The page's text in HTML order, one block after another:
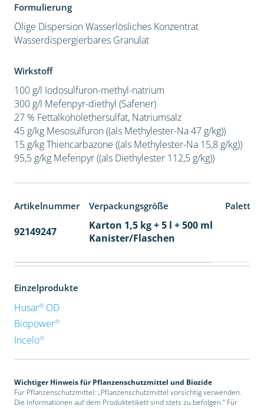
Formulierung
Ölige DispersionWasserlösliches Konzentrat
Wasserdispergierbares Granulat
Wirkstoff
100 g/l Iodosulfuron-methyl-natrium
300 g/l Mefenpyr-diethyl (Safener)
27 % Fettalkoholethersulfat, Natriumsalz
45 g/kg Mesosulfuron ((als Methylester-Na 47 g/kg))
15 g/kg Thiencarbazone ((als Methylester-Na 15,8 g/kg))
95,5 g/kg Mefenpyr ((als Diethylester 112,5 g/kg))
Artikelnummer Verpackungsgröße
92149247
Karton 1,5 kg + 5 l + 500 ml
Kanister/Flaschen
Einzelprodukte
Husar®OD
Biopower®
Incelo®
Wichtiger Hinweis für Pflanzenschutzmittel und Biozide
Für Pflanzenschutzmittel: „Pflanzenschutzmittel vorsichtig verwenden.
Die Informationen auf dem Produktetikett sind stets zu befolgen.“ Für